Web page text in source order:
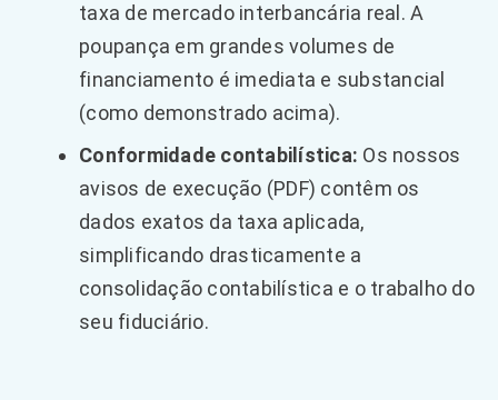
taxa de mercado interbancária real. A
poupança em grandes volumes de
financiamento é imediata e substancial
(como demonstrado acima).
Conformidade contabilística: Os nossos
avisos de execução (PDF) contêm os
dados exatos da taxa aplicada,
simplificando drasticamente a
consolidação contabilística e o trabalho do
seu fiduciário.